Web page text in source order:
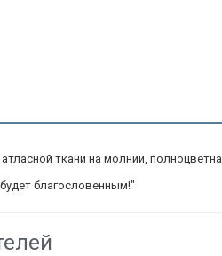
ткани на молнии,
благословенным!"